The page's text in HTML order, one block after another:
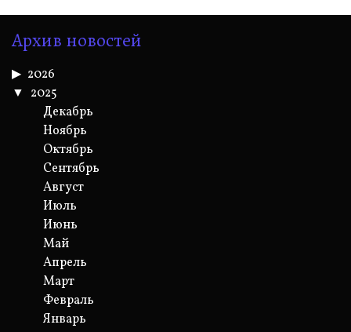
Архив новостей
2026
2025
Декабрь
Ноябрь
Октябрь
Сентябрь
Август
Июль
Июнь
Май
Апрель
Март
Февраль
Январь